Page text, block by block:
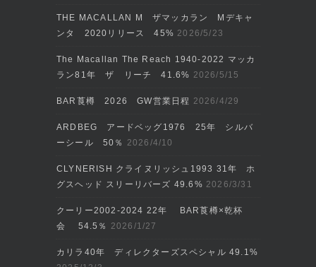
THE MACALLAN M ザマッカラン Mデキャ
ンタ 2020リリース 45% 2026/5/23
The Macallan The Reach 1940-2022 マッカ
ラン81年 ザ リーチ 41.6% 2026/5/15
BAR莨樽 2026 GW営業日程 2026/4/29
ARDBEG アードベッグ1976 25年 シルバ
ーシール 50％ 2026/4/10
CLYNERISH クライヌリッシュ1993 31年 ホ
グスヘッド スリーリバーズ 49.6% 2026/3/31
クーリー2002‐2024 22年 BAR莨樽×乾杯
会 54.5％ 2026/1/27
カリラ40年 ディレクターズスペシャル 49.1%